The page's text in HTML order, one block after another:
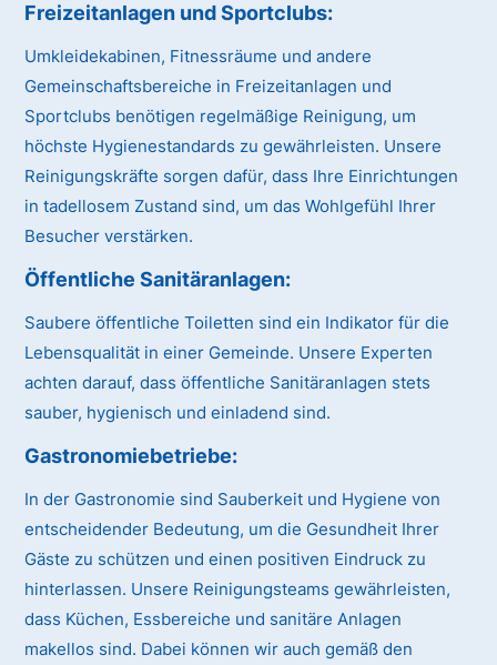
Freizeitanlagen und Sportclubs:
Umkleidekabinen, Fitnessräume und andere
Gemeinschaftsbereiche in Freizeitanlagen und
Sportclubs benötigen regelmäßige Reinigung, um
höchste Hygienestandards zu gewährleisten. Unsere
Reinigungskräfte sorgen dafür, dass Ihre Einrichtungen
in tadellosem Zustand sind, um das Wohlgefühl Ihrer
Besucher verstärken.
Öffentliche Sanitäranlagen:
Saubere öffentliche Toiletten sind ein Indikator für die
Lebensqualität in einer Gemeinde. Unsere Experten
achten darauf, dass öffentliche Sanitäranlagen stets
sauber, hygienisch und einladend sind.
Gastronomiebetriebe:
In der Gastronomie sind Sauberkeit und Hygiene von
entscheidender Bedeutung, um die Gesundheit Ihrer
Gäste zu schützen und einen positiven Eindruck zu
hinterlassen. Unsere Reinigungsteams gewährleisten,
dass Küchen, Essbereiche und sanitäre Anlagen
makellos sind. Dabei können wir auch gemäß den